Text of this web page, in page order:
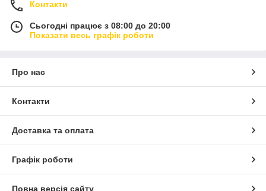
Контакти
Сьогодні працює з 08:00 до 20:00
Показати весь графік роботи
Про нас
Контакти
Доставка та оплата
Графік роботи
Повна версія сайту